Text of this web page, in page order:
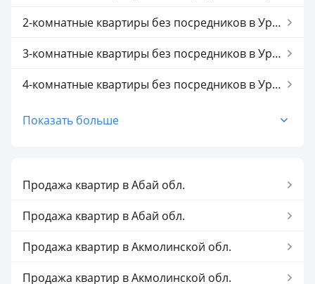
Продажа 3-комнатных квартир в Уральске
Продажа 4-комнатных квартир в Уральске
Продажа 5-комнатных квартир в Уральске
2-комнатные квартиры без посредников в Уральске
3-комнатные квартиры без посредников в Уральске
4-комнатные квартиры без посредников в Уральске
5-комнатные квартиры без посредников в Уральске
2-комнатные квартиры без посредников
3-комнатные квартиры без посредников
4-комнатные квартиры без посредников
5-комнатные квартиры без посредников
Показать больше
Продажа квартир в Абай обл.
Продажа квартир в Абай обл.
Продажа квартир в Акмолинской обл.
Продажа квартир в Акмолинской обл.